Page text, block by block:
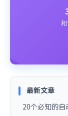
最新文章
20个必知的自